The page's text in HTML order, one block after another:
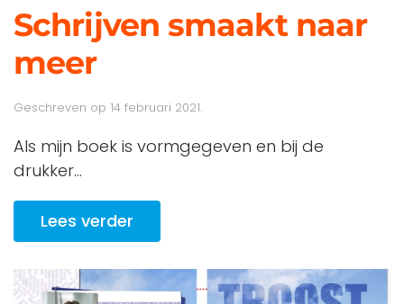
Schrijven smaakt naar
meer
Geschreven op 14 februari 2021.
Als mijn boek is vormgegeven en bij de
drukker...
Lees verder